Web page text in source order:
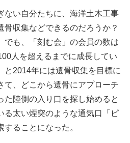
い自分たちに、海洋土木工事
骨収集などできるのだろうか？
でも、「刻む会」の会員の数は
人を超えるまでに成長してい
と2014年には遺骨収集を目標に
て、どこから遺骨にアプローチ
た陸側の入り口を探し始めると
る太い煙突のような通気口「ピ
ることになった。